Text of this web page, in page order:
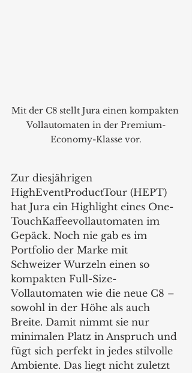
Mit der C8 stellt Jura einen kompakten
Vollautomaten in der Premium-
Economy-Klasse vor.
Zur diesjährigen
HighEventProductTour (HEPT)
hat Jura ein Highlight eines One-
TouchKaffeevollautomaten im
Gepäck. Noch nie gab es im
Portfolio der Marke mit
Schweizer Wurzeln einen so
kompakten Full-Size-
Vollautomaten wie die neue C8 –
sowohl in der Höhe als auch
Breite. Damit nimmt sie nur
minimalen Platz in Anspruch und
fügt sich perfekt in jedes stilvolle
Ambiente. Das liegt nicht zuletzt